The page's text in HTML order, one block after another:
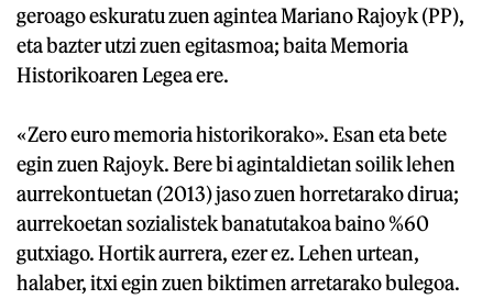
geroago eskuratu zuen agintea Mariano Rajoyk (PP),
eta bazter utzi zuen egitasmoa; baita Memoria
Historikoaren Legea ere.
«Zero euro memoria historikorako». Esan eta bete
egin zuen Rajoyk. Bere bi agintaldietan soilik lehen
aurrekontuetan (2013) jaso zuen horretarako dirua;
aurrekoetan sozialistek banatutakoa baino %60
gutxiago. Hortik aurrera, ezer ez. Lehen urtean,
halaber, itxi egin zuen biktimen arretarako bulegoa.